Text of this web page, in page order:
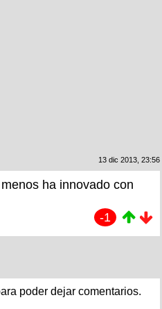
13 dic 2013, 23:56
ha innovado con
-1
poder dejar comentarios.